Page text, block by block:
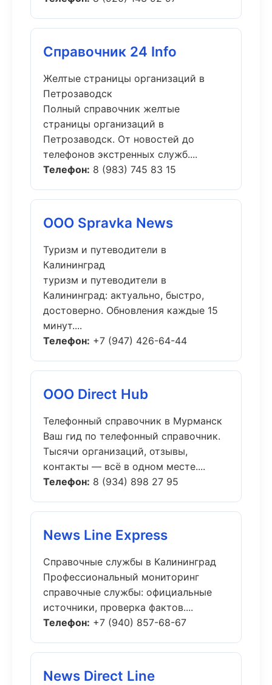
Справочник 24 Info
Желтые страницы организаций в
Петрозаводск
Полный справочник желтые
страницы организаций в
Петрозаводск. От новостей до
телефонов экстренных служб....
Телефон: 8 (983) 745 83 15
ООО Spravka News
Туризм и путеводители в
Калининград
туризм и путеводители в
Калининград: актуально, быстро,
достоверно. Обновления каждые 15
минут....
Телефон: +7 (947) 426-64-44
ООО Direct Hub
Телефонный справочник в Мурманск
Ваш гид по телефонный справочник.
Тысячи организаций, отзывы,
контакты — всё в одном месте....
Телефон: 8 (934) 898 27 95
News Line Express
Справочные службы в Калининград
Профессиональный мониторинг
справочные службы: официальные
источники, проверка фактов....
Телефон: +7 (940) 857-68-67
News Direct Line